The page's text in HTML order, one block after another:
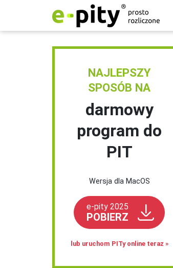
NAJLEPSZY
SPOSÓB NA
darmowy
program do
PIT
Wersja dla MacOS
e-pity 2025
POBIERZ
lub uruchom PITy online teraz »